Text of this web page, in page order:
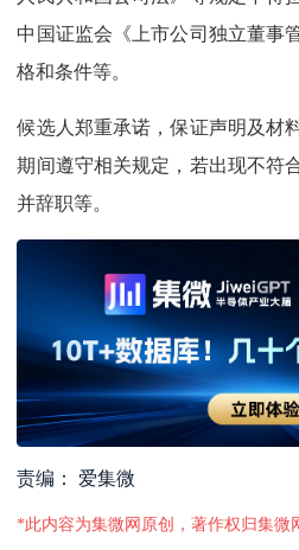
中国证监会《上市公司独立董事
格和条件等。
候选人郑重承诺，保证声明及材
期间遵守相关规定，若出现不符
并辞职等。
责编： 爱集微
*此内容为集微网原创，著作权归集微